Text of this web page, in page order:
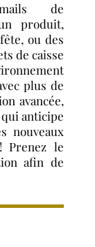
de
produit,
ou des
de caisse
plus de
avancée,
anticipe
nouveaux
Prenez le
afin de